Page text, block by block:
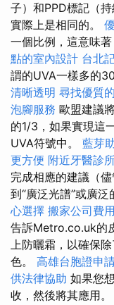
子）和PPD標記（
實際上是相同的。
一個比例，這意味
點的室內設計 台北
謂的UVA一樣多的
清晰透明 尋找優質
泡腳服務 歐盟建議
的1/3，如果實現這
UVA符號中。 藍芽
更方便 附近牙醫診
完成相應的建議（
到“廣泛光譜”或廣泛
心選擇 搬家公司費
告訴Metro.co.uk的
上防曬霜，以確保
色。 高雄台胞證申
供法律協助 如果您
收，然後將其應用